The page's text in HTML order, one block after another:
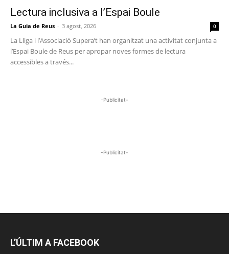
Lectura inclusiva a l’Espai Boule
La Guia de Reus - 3 agost, 2026 0
La Lliga i l’Associació Supera’t han organitzat una activitat conjunta a
l’Espai Boule de Reus per apropar noves formes de lectura
accessibles a través...
-Publicitat-
-Publicitat-
L’ÚLTIM A FACEBOOK